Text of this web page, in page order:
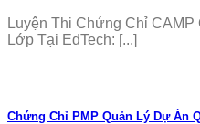
Luyện Thi Chứng Chỉ
Lớp Tại EdTech: [...]
Chứng Chỉ PMP Quản Lý Dự Án